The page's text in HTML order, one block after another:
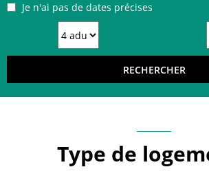
Je n'ai pas de dates précises
Type de